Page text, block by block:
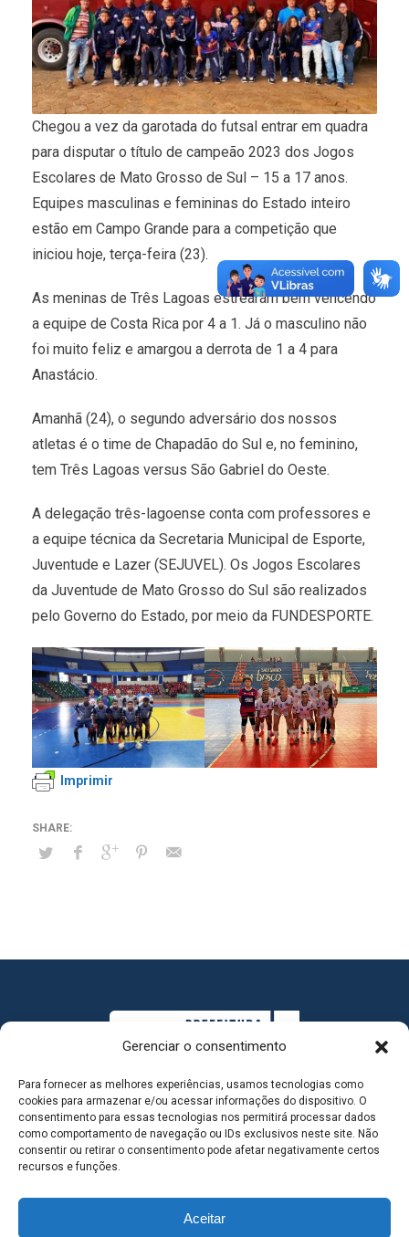
Gerenciar o consentimento
Para fornecer as melhores experiências, usamos tecnologias como
cookies para armazenar e/ou acessar informações do dispositivo. O
consentimento para essas tecnologias nos permitirá processar dados
como comportamento de navegação ou IDs exclusivos neste site. Não
consentir ou retirar o consentimento pode afetar negativamente certos
recursos e funções.
Aceitar
Chegou a vez da garotada do futsal entrar em quadra
para disputar o título de campeão 2023 dos Jogos
Escolares de Mato Grosso de Sul – 15 a 17 anos.
Equipes masculinas e femininas do Estado inteiro
estão em Campo Grande para a competição que
iniciou hoje, terça-feira (23).
As meninas de Três Lagoas estrearam bem vencendo
a equipe de Costa Rica por 4 a 1. Já o masculino não
foi muito feliz e amargou a derrota de 1 a 4 para
Anastácio.
Amanhã (24), o segundo adversário dos nossos
atletas é o time de Chapadão do Sul e, no feminino,
tem Três Lagoas versus São Gabriel do Oeste.
A delegação três-lagoense conta com professores e
a equipe técnica da Secretaria Municipal de Esporte,
Juventude e Lazer (SEJUVEL). Os Jogos Escolares
da Juventude de Mato Grosso do Sul são realizados
pelo Governo do Estado, por meio da FUNDESPORTE.
Imprimir
MAPA DO SITE